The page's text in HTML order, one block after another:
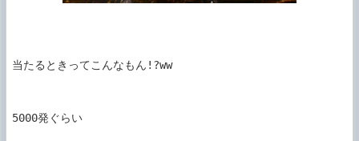
当たるときってこんなもん!?ww
5000発ぐらい